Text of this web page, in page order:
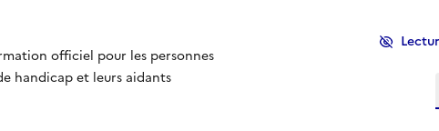
officiel pour les personnes
handicap et leurs aidants